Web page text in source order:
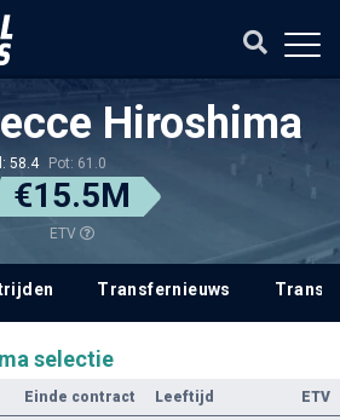
Hiroshima
58.4 Pot: 61.0
€15.5M
ETV
Transfernieuws
selectie
Einde contract Leeftijd ETV